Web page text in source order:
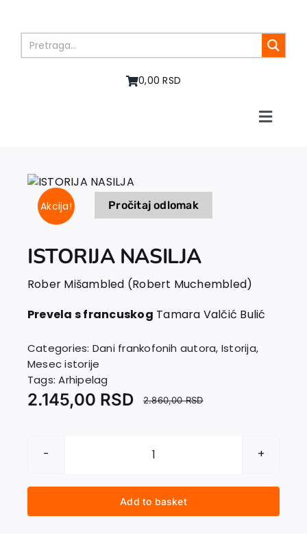
content
0,00 RSD
Toggle
Books
In preparation
Authors
EU PROJECTS
Contact
Akcija! Pročitaj odlomak
ISTORIJA NASILJA
Rober Mišambled (Robert Muchembled)
Prevela s francuskog Tamara Valčić Bulić
Categories: Dani frankofonih autora, Istorija,
Mesec istorije
Tags:Arhipelag
2.860,00RSD
2.145,00 RSD
ISTORIJA
quantity
Add to basket